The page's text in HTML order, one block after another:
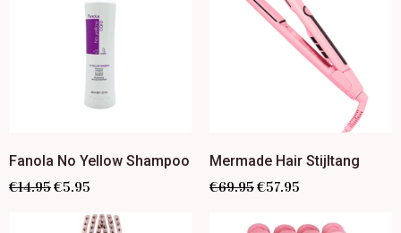
Fanola No Yellow Shampoo
€14.95€5.95
Mermade Hair Stijltang
€69.95€57.95